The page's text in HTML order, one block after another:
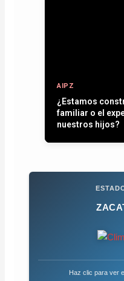
AIPZ
Entre plumas,
se quiere
Haz clic para ver